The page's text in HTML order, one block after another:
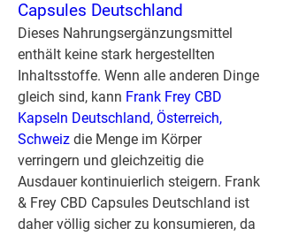
Capsules Deutschland
Dieses Nahrungsergänzungsmittel
enthält keine stark hergestellten
Inhaltsstoffe. Wenn alle anderen Dinge
gleich sind, kann Frank Frey CBD
Kapseln Deutschland, Österreich,
Schweiz die Menge im Körper
verringern und gleichzeitig die
Ausdauer kontinuierlich steigern. Frank
& Frey CBD Capsules Deutschland ist
daher völlig sicher zu konsumieren, da